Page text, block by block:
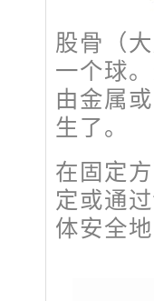
股骨（
一个球
由金属
生了。
在固定
定或通
体安全